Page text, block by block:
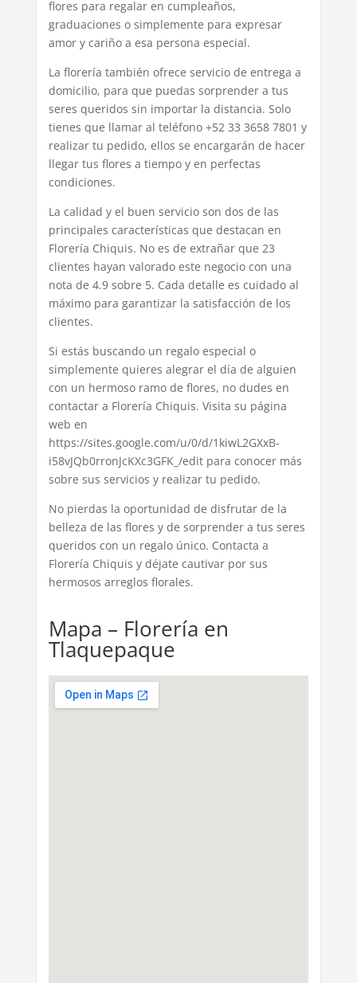
flores para regalar en cumpleaños,
graduaciones o simplemente para expresar
amor y cariño a esa persona especial.
La florería también ofrece servicio de entrega a
domicilio, para que puedas sorprender a tus
seres queridos sin importar la distancia. Solo
tienes que llamar al teléfono +52 33 3658 7801 y
realizar tu pedido, ellos se encargarán de hacer
llegar tus flores a tiempo y en perfectas
condiciones.
La calidad y el buen servicio son dos de las
principales características que destacan en
Florería Chiquis. No es de extrañar que 23
clientes hayan valorado este negocio con una
nota de 4.9 sobre 5. Cada detalle es cuidado al
máximo para garantizar la satisfacción de los
clientes.
Si estás buscando un regalo especial o
simplemente quieres alegrar el día de alguien
con un hermoso ramo de flores, no dudes en
contactar a Florería Chiquis. Visita su página
web en
https://sites.google.com/u/0/d/1kiwL2GXxB-
i58vJQb0rronJcKXc3GFK_/edit para conocer más
sobre sus servicios y realizar tu pedido.
No pierdas la oportunidad de disfrutar de la
belleza de las flores y de sorprender a tus seres
queridos con un regalo único. Contacta a
Florería Chiquis y déjate cautivar por sus
hermosos arreglos florales.
Mapa – Florería en
Tlaquepaque